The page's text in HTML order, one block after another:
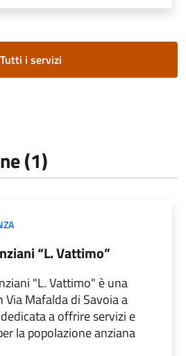
Tutti i servizi
(1)
“L. Vattimo”
"L. Vattimo" è una
Mafalda di Savoia a
a offrire servizi e
la popolazione anziana